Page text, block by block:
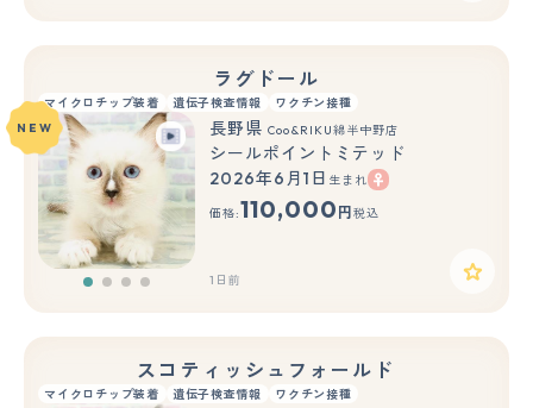
ラグドール
マイクロチップ装着 遺伝子検査情報
ワクチン接種
NEW
長野県 Coo&RIKU綿半中野店
シールポイントミテッド
2026年6月1日 生まれ
価格:110,000 円 税込
1日前
スコティッシュフォールド
マイクロチップ装着 遺伝子検査情報 ワクチン接種